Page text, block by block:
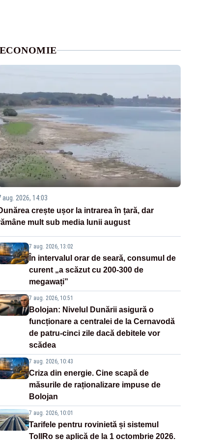
aug. 2026, 14:03
crește ușor la intrarea în țară, dar
mult sub media lunii august
7 aug. 2026, 13:02
În intervalul orar de seară, consumul de
curent „a scăzut cu 200-300 de
megawați”
7 aug. 2026, 10:51
Bolojan: Nivelul Dunării asigură o
funcționare a centralei de la Cernavodă
de patru-cinci zile dacă debitele vor
scădea
7 aug. 2026, 10:43
Criza din energie. Cine scapă de
măsurile de raționalizare impuse de
Bolojan
7 aug. 2026, 10:01
Tarifele pentru rovinietă și sistemul
TollRo se aplică de la 1 octombrie 2026.